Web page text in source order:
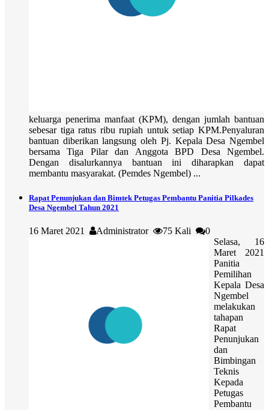
keluarga penerima manfaat (KPM), dengan jumlah bantuan
sebesar tiga ratus ribu rupiah untuk setiap KPM.Penyaluran
bantuan diberikan langsung oleh Pj. Kepala Desa Ngembel
bersama Tiga Pilar dan Anggota BPD Desa Ngembel.
Dengan disalurkannya bantuan ini diharapkan dapat
membantu masyarakat. (Pemdes Ngembel) ...
Rapat Penunjukan dan Bimtek Petugas Pembantu Panitia Pilkades
Desa Ngembel Tahun 2021
16 Maret 2021 Administrator 75 Kali
0
Selasa, 16
Maret 2021
Panitia
Pemilihan
Kepala Desa
Ngembel
melakukan
tahapan
Rapat
Penunjukan
dan
Bimbingan
Teknis
Kepada
Petugas
Pembantu